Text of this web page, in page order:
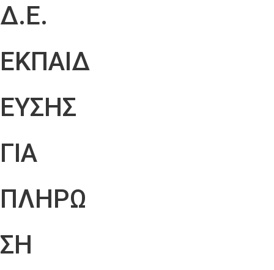
Δ.Ε.
ΕΚΠΑΙΔ
ΕΥΣΗΣ
ΓΙΑ
ΠΛΗΡΩ
ΣΗ